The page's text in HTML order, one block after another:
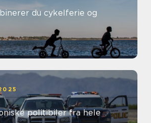
du cykelferie og
politibiler fra hele